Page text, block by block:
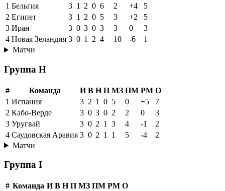
1 Бельгия 3 1 2 0 6 2 +4
5
2 Египет 3 1 2 0 5 3 +2
5
3 Иран 3 0 3 0 3 3 0
3
4 Новая Зеландия 3 0 1 2 4 10 -6
1
Матчи
Группа H
# Команда И В Н П МЗ ПМ РМ О
1 Испания 3 2 1 0 5 0 +5
7
2 Кабо-Верде 3 0 3 0 2 2 0
3
3 Уругвай 3 0 2 1 3 4 -1
2
4 Саудовская Аравия 3 0 2 1 1 5 -4
2
Матчи
Группа I
# Команда И В Н П МЗ ПМ РМ О